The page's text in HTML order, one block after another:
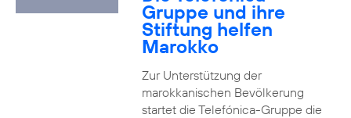
Gruppe und ihre
Stiftung helfen
Marokko
Zur Unterstützung der
marokkanischen Bevölkerung
startet die Telefónica-Gruppe die